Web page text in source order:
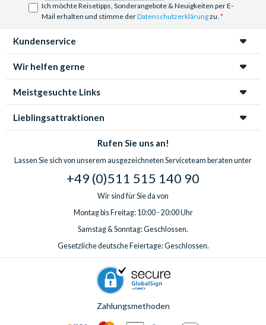
Ich möchte Reisetipps, Sonderangebote & Neuigkeiten per E-
Mail erhalten und stimme derDatenschutzerklärungzu.
Kundenservice
Wir helfen gerne
Meistgesuchte Links
Lieblingsattraktionen
Rufen Sie uns an!
Lassen Sie sich von unserem ausgezeichneten Serviceteam beraten unter
+49 (0)511 515 140 90
Wir sind für Sie da von
Montag bis Freitag: 10:00 - 20:00 Uhr
Samstag & Sonntag: Geschlossen.
Gesetzliche deutsche Feiertage: Geschlossen.
Zahlungsmethoden